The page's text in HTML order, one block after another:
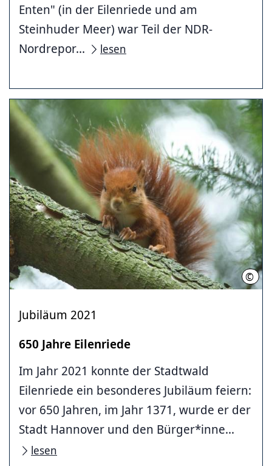
Enten" (in der Eilenriede und am
Steinhuder Meer) war Teil der NDR-
Nordrepor...
lesen
© LHH
Jubiläum 2021
650 Jahre Eilenriede
Im Jahr 2021 konnte der Stadtwald
Eilenriede ein besonderes Jubiläum feiern:
vor 650 Jahren, im Jahr 1371, wurde er der
Stadt Hannover und den Bürger*inne...
lesen